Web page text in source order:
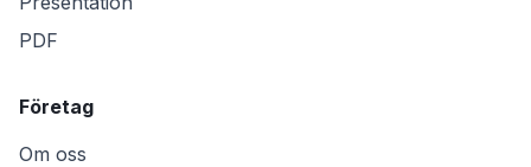
PDF
Företag
Om oss